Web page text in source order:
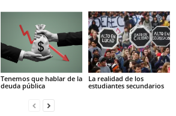
Tenemos que hablar de la
deuda pública
La realidad de los
estudiantes secundarios